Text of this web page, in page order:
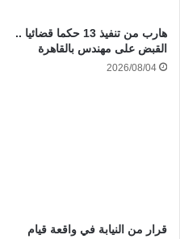
هارب من تنفيذ 13 حكما قضائيا ..
القبض على مهندس بالقاهرة
2026/08/04
قرار من النيابة في واقعة قيام